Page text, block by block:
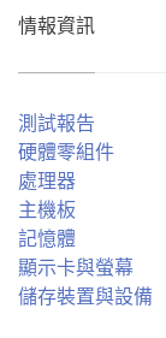
情報資訊
測試報告
硬體零組件
處理器
主機板
記憶體
顯示卡與螢幕
儲存裝置與設備